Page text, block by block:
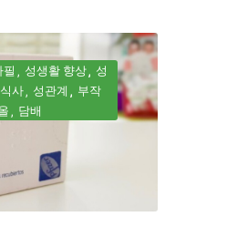
필 성생활 향상
성
사 성관계
부작
담배